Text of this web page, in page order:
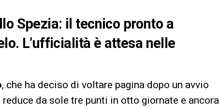
Spezia: il tecnico pronto a
. L’ufficialità è attesa nelle
, che ha deciso di voltare pagina dopo un avvio
da sole tre punti in otto giornate e ancora